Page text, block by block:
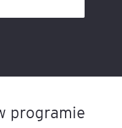
programie